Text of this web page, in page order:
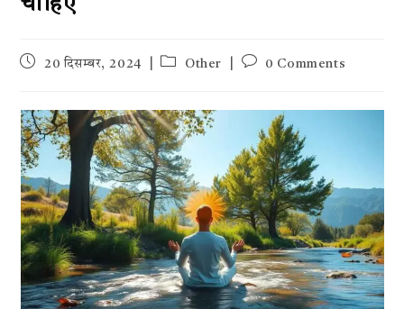
Post20 दिसम्बर, 2024
PostOther
Post0 Comments